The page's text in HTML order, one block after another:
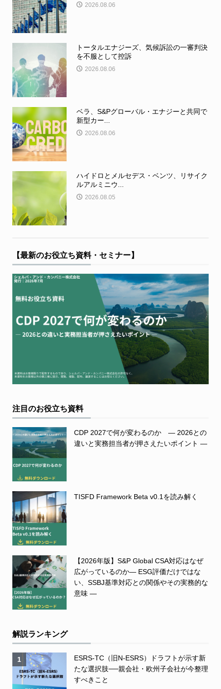
2026.08.06
トータルエナジーズ、気候訴訟の一審判決
を不服として控訴
2026.08.06
ベラ、S&Pグローバル・エナジーと共同で
新型カー...
2026.08.06
ハイドロとメルセデス・ベンツ、リサイク
ルアルミニウ...
2026.08.05
【最新のお役立ち資料・セミナー】
注目のお役立ち資料
CDP 2027で何が変わるのか ― 2026との
違いと実務担当者が押さえたいポイント ―
TISFD Framework Beta v0.1を読み解く
【2026年版】S&P Global CSA対応はなぜ
広がっているのか― ESG評価だけではな
い、SSBJ基準対応との関係やその実務的な
意味 ―
解説ランキング
1
ESRS-TC（旧N-ESRS）ドラフトが示す新
たな選択肢──親会社・欧州子会社が今整理
すべきこと